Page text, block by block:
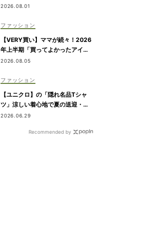
い見え
2026.08.01
ファッション
【VERY買い】ママが続々！2026
年上半期「買ってよかったアイテ
ム」を発表
2026.08.05
ファッション
【ユニクロ】の「隠れ名品Tシャ
ツ」涼しい着心地で夏の送迎・公
園にぴったり！
2026.06.29
Recommended by